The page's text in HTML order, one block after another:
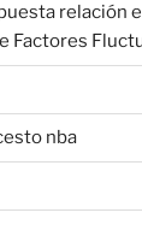
relación
Factores
nba